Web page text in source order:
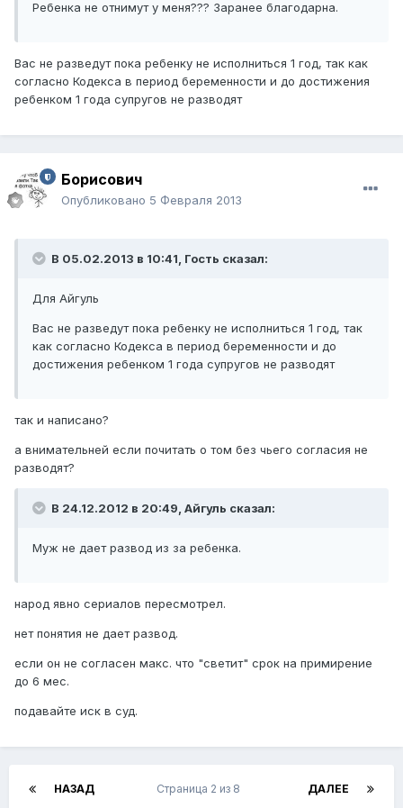
Ребенка не отнимут у меня??? Заранее благодарна.
Вас не разведут пока ребенку не исполниться 1 год, так как
согласно Кодекса в период беременности и до достижения
ребенком 1 года супругов не разводят
Борисович
Опубликовано 5 Февраля 2013
В 05.02.2013 в 10:41, Гость сказал:
Для Айгуль
Вас не разведут пока ребенку не исполниться 1 год, так
как согласно Кодекса в период беременности и до
достижения ребенком 1 года супругов не разводят
так и написано?
а внимательней если почитать о том без чьего согласия не
разводят?
В 24.12.2012 в 20:49, Айгуль сказал:
Муж не дает развод из за ребенка.
народ явно сериалов пересмотрел.
нет понятия не дает развод.
если он не согласен макс. что "светит" срок на примирение
до 6 мес.
подавайте иск в суд.
НАЗАД ДАЛЕЕ
Страница 2 из 8